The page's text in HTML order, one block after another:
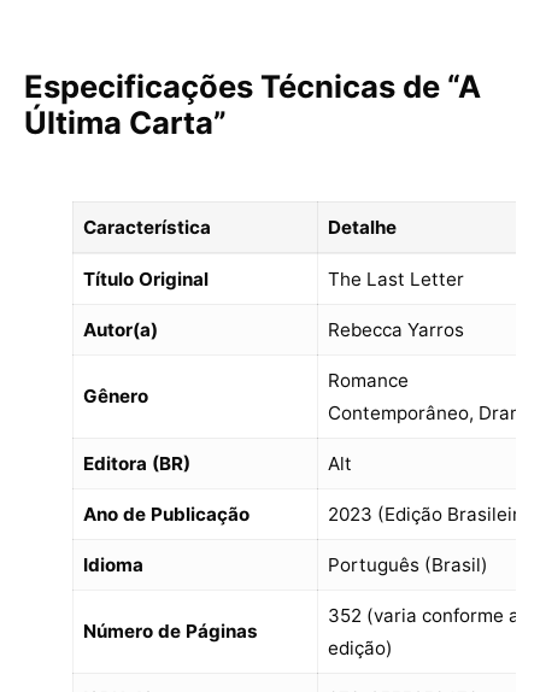
Especificações Técnicas de “A
Última Carta”
Característica Detalhe
Título Original The Last Letter
Autor(a) Rebecca Yarros
Gênero
Romance
Contemporâneo, Drama
Editora (BR) Alt
Ano de Publicação 2023 (Edição Brasileira)
Idioma Português (Brasil)
Número de Páginas
352 (varia conforme a
edição)